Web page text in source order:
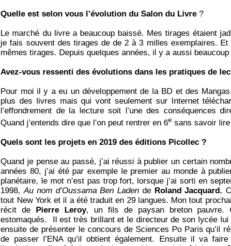
Quelle est selon vous l’évolution du Salon du Livre ?
Le marché du livre a beaucoup baissé. Mes tirages étaient
je fais souvent des tirages de de 2 à 3 milles exemplaires.
mêmes tirages. Depuis quelques années, il y a aussi beaucoup
Avez-vous ressenti des évolutions dans les pratiques de
Pour moi il y a eu un développement de la BD et des
plus des livres mais qui vont seulement sur Internet
l’effondrement de la lecture soit l’une des conséquences
Quand j’entends dire que l’on peut rentrer en 6e sans savoir lire
Quels sont les projets en 2019 des éditions Picollec ?
Quand je pense au passé, j’ai réussi à publier un certain
années 80, j’ai été par exemple le premier au monde à
planétaire, le mot n’est pas trop fort, lorsque j’ai sorti en
1998,Au nom d’Oussama Ben Laden de Roland Jacquard.
tout New York et il a été traduit en 29 langues. Mon tout
récit de Pierre Leroy, un fils de paysan breton pauvre.
estomaqués. Il est très brillant et le directeur de son lycée lui
ensuite de présenter le concours de Sciences Po Paris qu’il
de passer l’ENA qu’il obtient également. Ensuite il va